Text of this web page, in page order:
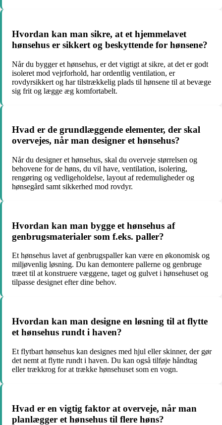
Hvordan kan man sikre, at et hjemmelavet
hønsehus er sikkert og beskyttende for hønsene?
Når du bygger et hønsehus, er det vigtigt at sikre, at det er godt
isoleret mod vejrforhold, har ordentlig ventilation, er
rovdyrsikkert og har tilstrækkelig plads til hønsene til at bevæge
sig frit og lægge æg komfortabelt.
Hvad er de grundlæggende elementer, der skal
overvejes, når man designer et hønsehus?
Når du designer et hønsehus, skal du overveje størrelsen og
behovene for de høns, du vil have, ventilation, isolering,
rengøring og vedligeholdelse, layout af redemuligheder og
hønsegård samt sikkerhed mod rovdyr.
Hvordan kan man bygge et hønsehus af
genbrugsmaterialer som f.eks. paller?
Et hønsehus lavet af genbrugspaller kan være en økonomisk og
miljøvenlig løsning. Du kan demontere pallerne og genbruge
træet til at konstruere væggene, taget og gulvet i hønsehuset og
tilpasse designet efter dine behov.
Hvordan kan man designe en løsning til at flytte
et hønsehus rundt i haven?
Et flytbart hønsehus kan designes med hjul eller skinner, der gør
det nemt at flytte rundt i haven. Du kan også tilføje håndtag
eller trækkrog for at trække hønsehuset som en vogn.
Hvad er en vigtig faktor at overveje, når man
planlægger et hønsehus til flere høns?